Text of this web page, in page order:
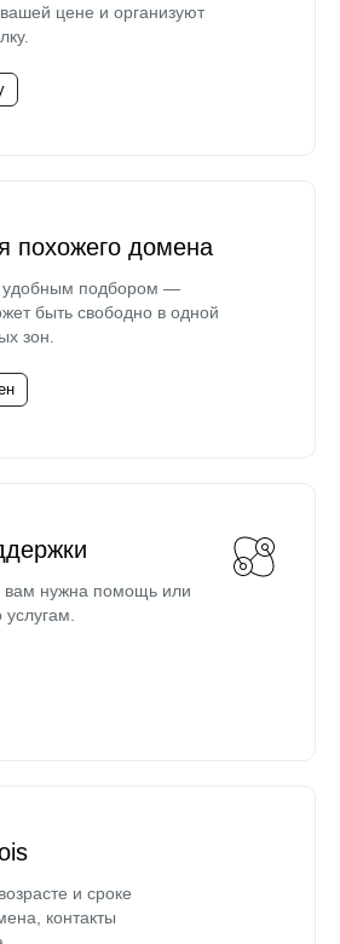
цене и организуют
похожего домена
удобным подбором —
быть свободно в одной
зон.
вам нужна помощь или
и сроке
контакты